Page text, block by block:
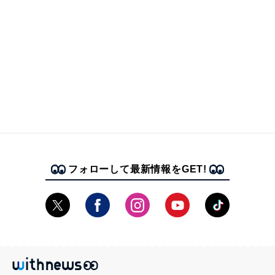
フォローして最新情報をGET!